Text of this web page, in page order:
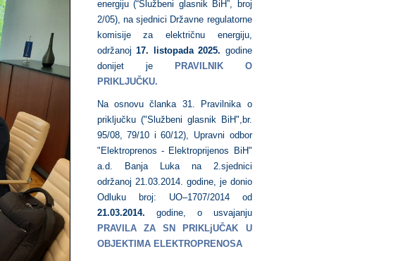
energiju (“Službeni glasnik BiH”, broj
2/05), na sjednici Državne regulatorne
komisije za električnu energiju,
održanoj 17. listopada 2025. godine
donijet je
PRAVILNIK O
PRIKLJUČKU.
Na osnovu članka 31. Pravilnika o
priključku ("Službeni glasnik BiH",br.
95/08, 79/10 i 60/12), Upravni odbor
"Elektroprenos - Elektroprijenos BiH"
a.d. Banja Luka na 2.sjednici
održanoj 21.03.2014. godine, je donio
Odluku broj: UO–1707/2014 od
21.03.2014. godine, o usvajanju
PRAVILA ZA SN PRIKLjUČAK U
OBJEKTIMA ELEKTROPRENOSA